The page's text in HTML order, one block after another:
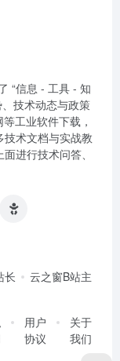
“信息 - 工具 - 知
技术动态与政策
工业软件下载，
术文档与实战教
进行技术问答、
长
云之窗B站主
用户
协议
关于
我们